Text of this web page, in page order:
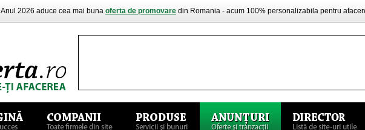
Anul 2026 aduce cea mai buna oferta de promovare din Romania - acum 100% personalizabila pentru